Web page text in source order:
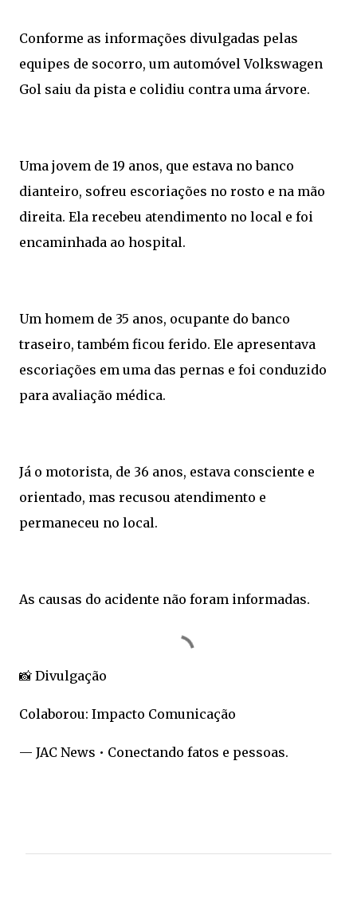
Conforme as informações divulgadas pelas
equipes de socorro, um automóvel Volkswagen
Gol saiu da pista e colidiu contra uma árvore.
Uma jovem de 19 anos, que estava no banco
dianteiro, sofreu escoriações no rosto e na mão
direita. Ela recebeu atendimento no local e foi
encaminhada ao hospital.
Um homem de 35 anos, ocupante do banco
traseiro, também ficou ferido. Ele apresentava
escoriações em uma das pernas e foi conduzido
para avaliação médica.
Já o motorista, de 36 anos, estava consciente e
orientado, mas recusou atendimento e
permaneceu no local.
As causas do acidente não foram informadas.
📸 Divulgação
Colaborou: Impacto Comunicação
— JAC News • Conectando fatos e pessoas.